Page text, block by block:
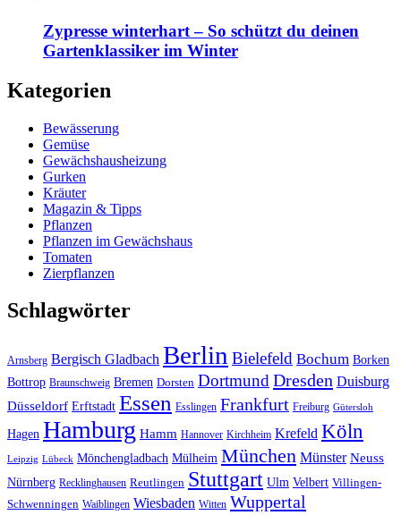
Zypresse winterhart – So schützt du deinen
Gartenklassiker im Winter
Kategorien
Bewässerung
Gemüse
Gewächshausheizung
Gurken
Kräuter
Magazin & Tipps
Pflanzen
Pflanzen im Gewächshaus
Tomaten
Zierpflanzen
Schlagwörter
Arnsberg Bergisch Gladbach Berlin Bielefeld Bochum Borken
Bottrop Braunschweig Bremen Dorsten DortmundDresden Duisburg
Düsseldorf Erftstadt Essen Esslingen Frankfurt Freiburg Gütersloh
Hagen Hamburg Hamm Hannover Kirchheim Krefeld Köln
Leipzig Lübeck Mönchengladbach Mülheim München Münster Neuss
Nürnberg Recklinghausen Reutlingen Stuttgart Ulm Velbert Villingen-
Schwenningen Waiblingen Wiesbaden Witten Wuppertal